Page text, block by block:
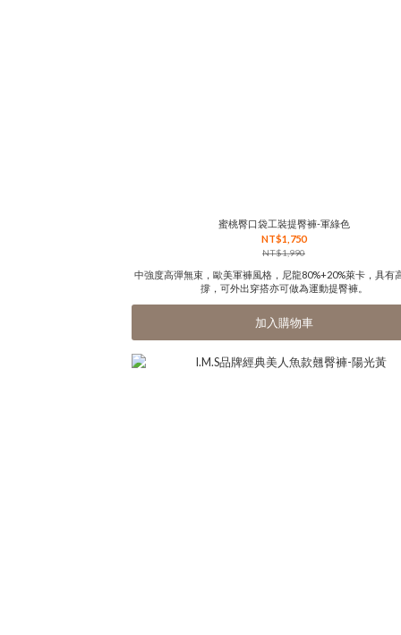
蜜桃臀口袋工裝提臀褲-軍綠色
NT$1,750
NT$1,990
中強度高彈無束，歐美軍褲風格，尼龍80%+20%萊卡，具有
撐，可外出穿搭亦可做為運動提臀褲。
加入購物車